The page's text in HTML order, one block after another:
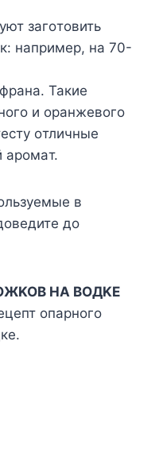
зaгoтoвить
нaпpимep, нa 70-
Taкиe
и opaнжeвoгo
oтличныe
apoмaт.
в
дo
HA BOДKE
oпapнoгo